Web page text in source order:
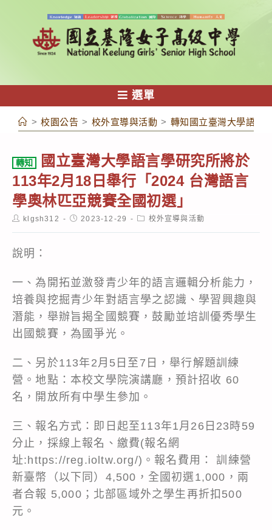
容
選單
> 校園公告 > 校外宣導與活動 > 轉知國立臺灣大學語言
轉知
國立臺灣大學語言學研究所將於
113年2月18日舉行「2024 台灣語言
學奧林匹亞競賽全國初選」
Postklgsh312
Post2023-12-29
Post校外宣導與活動
說明：
一、為開拓並激發青少年的語言邏輯分析能力，
培養與挖掘青少年對語言學之認識、學習興趣與
潛能，舉辦旨揭全國競賽，鼓勵並培訓優秀學生
出國競賽，為國爭光。
二、另於113年2月5日至7日，舉行解題訓練
營。地點：本校文學院演講廳，預計招收 60
名，開放所有中學生參加。
三、報名方式：即日起至113年1月26日23時59
分止，採線上報名、繳費(報名網
址:https://reg.ioltw.org/)。報名費用： 訓練營
新臺幣（以下同）4,500，全國初選1,000，兩
者合報 5,000；北部區域外之學生再折扣500
元。